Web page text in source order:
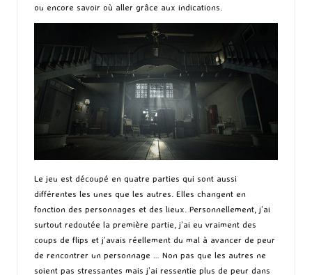
ou encore savoir où aller grâce aux indications.
Le jeu est découpé en quatre parties qui sont aussi
différentes les unes que les autres. Elles changent en
fonction des personnages et des lieux. Personnellement, j’ai
surtout redoutée la première partie, j’ai eu vraiment des
coups de flips et j’avais réellement du mal à avancer de peur
de rencontrer un personnage … Non pas que les autres ne
soient pas stressantes mais j’ai ressentie plus de peur dans